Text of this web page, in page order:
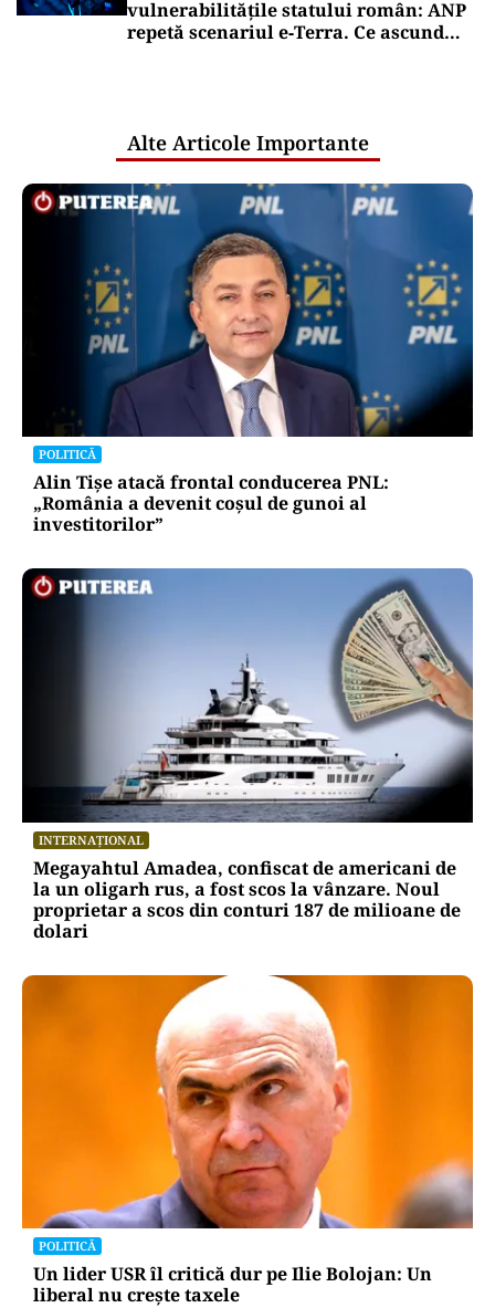
vulnerabilitățile statului român: ANP
repetă scenariul e‑Terra. Ce ascund
Alte Articole Importante
POLITICĂ
Alin Tișe atacă frontal conducerea PNL:
„România a devenit coșul de gunoi al
investitorilor”
INTERNAȚIONAL
Megayahtul Amadea, confiscat de americani de
la un oligarh rus, a fost scos la vânzare. Noul
proprietar a scos din conturi 187 de milioane de
dolari
POLITICĂ
Un lider USR îl critică dur pe Ilie Bolojan: Un
liberal nu crește taxele